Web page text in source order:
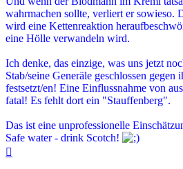
wahrmachen sollte, verliert er sowieso.
wird eine Kettenreaktion
eine Hölle verwandeln wird.
Ich denke, das einzige, was uns jetzt
Stab/seine Generäle geschlossen gegen
festsetzt/en! Eine Einflussnahme von
fatal! Es fehlt dort ein "Stauffenberg".
Das ist eine unprofessionelle
Safe water - drink Scotch!